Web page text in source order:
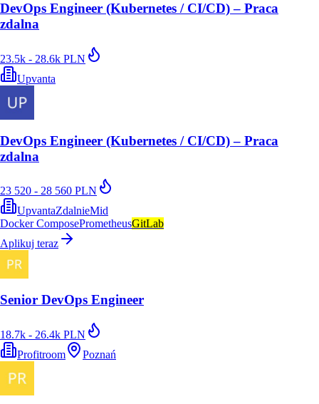
DevOps Engineer (Kubernetes / CI/CD) – Praca
zdalna
23.5k - 28.6k PLN
Upvanta
DevOps Engineer (Kubernetes / CI/CD) – Praca
zdalna
23 520 - 28 560 PLN
UpvantaZdalnieMid
Docker ComposePrometheusGitLab
Aplikuj teraz
Senior DevOps Engineer
18.7k - 26.4k PLN
Profitroom
Poznań